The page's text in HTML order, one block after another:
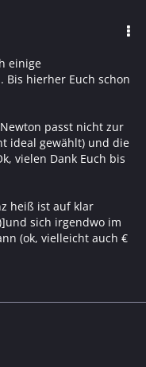
einige
Bis hierher Euch schon
passt nicht zur
ideal gewählt) und die
vielen Dank Euch bis
heiß ist auf klar
sich irgendwo im
(ok, vielleicht auch €